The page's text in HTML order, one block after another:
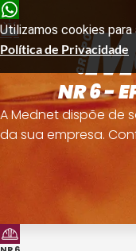
NR 6 -
A Mednet dispõe de
da sua empresa.
Utilizamos cookies
Política de Privacidade